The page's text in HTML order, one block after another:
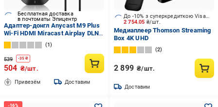
Бесплатная доставка
в почтоматы Эпицентр
Адаптер-донгл Anycast M9 Plus
Wi-Fi HDMI Miracast Airplay DLNA
(502864)
1
539 -35 ₴
504 ₴/шт.
Привезём Доставим
2 754.05 ₴/шт.
До -10% з суперкредиткою Visa Вигода
Медиаплеер Thomson Streaming
Box 4K UHD
2
2 899 ₴/шт.
Доставим